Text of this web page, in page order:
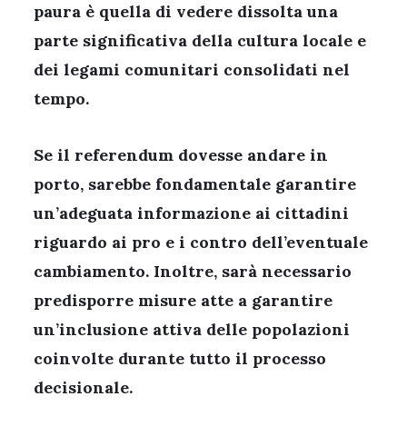
paura è quella di vedere dissolta una
parte significativa della cultura locale e
dei legami comunitari consolidati nel
tempo.
Se il referendum dovesse andare in
porto, sarebbe fondamentale garantire
un’adeguata informazione ai cittadini
riguardo ai pro e i contro dell’eventuale
cambiamento. Inoltre, sarà necessario
predisporre misure atte a garantire
un’inclusione attiva delle popolazioni
coinvolte durante tutto il processo
decisionale.